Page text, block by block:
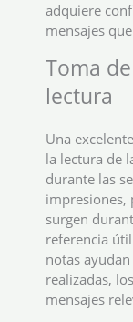
adquiere
mensajes
Toma
lectura
Una
la lectura de
durante las
impresiones,
surgen
referencia
notas
realizadas,
mensajes